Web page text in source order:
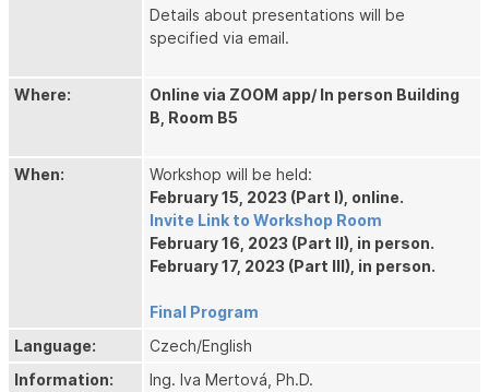
Details about presentations will be
specified via email.
Where:
Online via ZOOM app/ In person Building
B, Room B5
When:
Workshop will be held:
February 15, 2023 (Part I), online.
Invite Link to Workshop Room
February 16, 2023 (Part II), in person.
February 17, 2023 (Part III), in person.
Final Program
Language:
Czech/English
Information:
Ing. Iva Mertová, Ph.D.